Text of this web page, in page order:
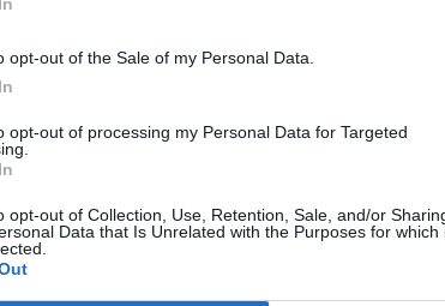
opt-out of the Sale of my Personal Data.
opt-out of processing my Personal Data for Targeted
opt-out of Collection, Use, Retention, Sale, and/or
Data that Is Unrelated with the Purposes for which
a 868 milliárdos energiafejlesztési program
Izrael egyértelmű nemet mondott - Az egész
egymás után dőltek meg az évszázados rekordok
Trump helikoptere körül, az elnök is a
kormánya a Nemzetközi Valutaalap